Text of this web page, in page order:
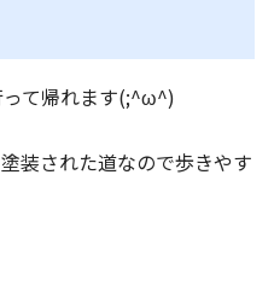
て帰れます(;^ω^)
装された道なので歩きやす